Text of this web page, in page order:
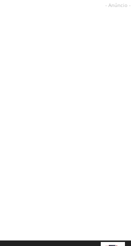
- Anúncio -